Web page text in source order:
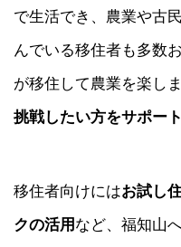
で生活でき、農業や古
んでいる移住者も多数
が移住して農業を楽し
挑戦したい方をサポート
移住者向けにはお試し
クの活用 など、福知山